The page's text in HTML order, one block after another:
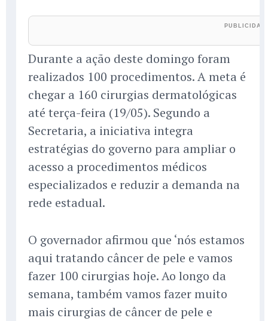
Durante a ação deste domingo foram
realizados 100 procedimentos. A meta é
chegar a 160 cirurgias dermatológicas
até terça-feira (19/05). Segundo a
Secretaria, a iniciativa integra
estratégias do governo para ampliar o
acesso a procedimentos médicos
especializados e reduzir a demanda na
rede estadual.
O governador afirmou que ‘nós estamos
aqui tratando câncer de pele e vamos
fazer 100 cirurgias hoje. Ao longo da
semana, também vamos fazer muito
mais cirurgias de câncer de pele e